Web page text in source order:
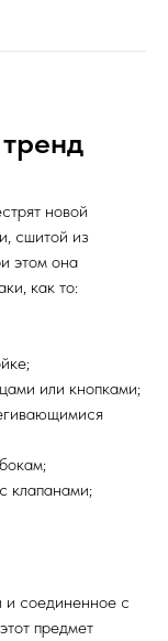
новой
сшитой из
этом она
как то:
или кнопками;
клапанами;
и соединенное с
предмет